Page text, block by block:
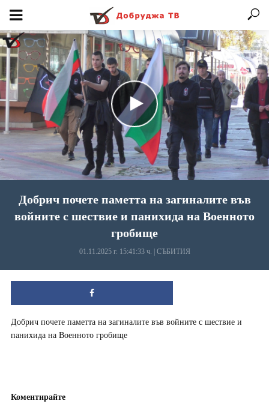
Добрич почете паметта на загиналите във
войните с шествие и панихида на Военното
гробище
01.11.2025 г. 15:41:33 ч. СЪБИТИЯ
Добрич почете паметта на загиналите във войните с шествие и
панихида на Военното гробище
Коментирайте